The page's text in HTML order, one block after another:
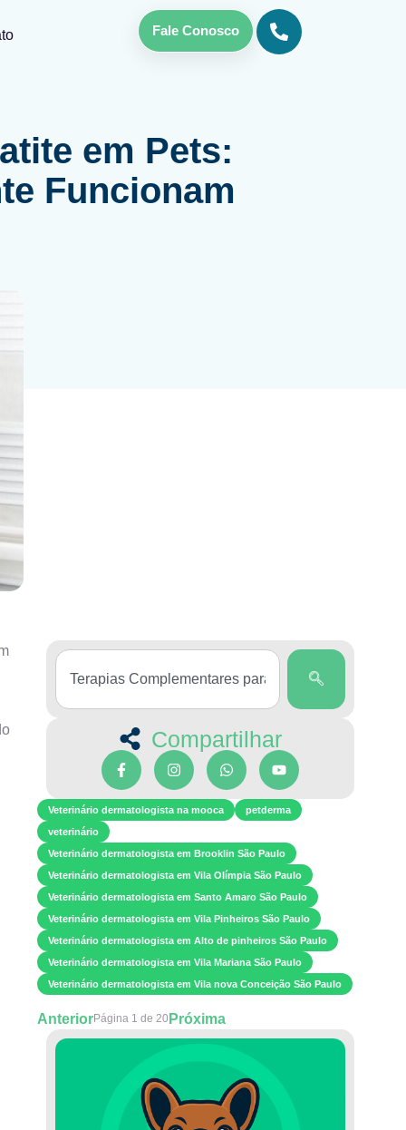
Fale Conosco
em Pets:
Funcionam
Compartilhar
Veterinário dermatologista na mooca
petderma
veterinário
Veterinário dermatologista em Brooklin São Paulo
Veterinário dermatologista em Vila Olímpia São Paulo
Veterinário dermatologista em Santo Amaro São Paulo
Veterinário dermatologista em Vila Pinheiros São Paulo
Veterinário dermatologista em Alto de pinheiros São Paulo
Veterinário dermatologista em Vila Mariana São Paulo
Veterinário dermatologista em Vila nova Conceição São Paulo
AnteriorPágina 1 de 20 Próxima